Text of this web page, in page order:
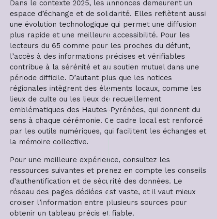
Dans le contexte 2025, les annonces demeurent un
espace d’échange et de solidarité. Elles reflètent aussi
une évolution technologique qui permet une diffusion
plus rapide et une meilleure accessibilité. Pour les
lecteurs du 65 comme pour les proches du défunt,
l’accès à des informations précises et vérifiables
contribue à la sérénité et au soutien mutuel dans une
période difficile. D’autant plus que les notices
régionales intègrent des éléments locaux, comme les
lieux de culte ou les lieux de recueillement
emblématiques des Hautes-Pyrénées, qui donnent du
sens à chaque cérémonie. Ce cadre local est renforcé
par les outils numériques, qui facilitent les échanges et
la mémoire collective.
Pour une meilleure expérience, consultez les
ressources suivantes et prenez en compte les conseils
d’authentification et de sécurité des données. Le
réseau des pages dédiées est vaste, et il vaut mieux
croiser l’information entre plusieurs sources pour
obtenir un tableau précis et fiable.